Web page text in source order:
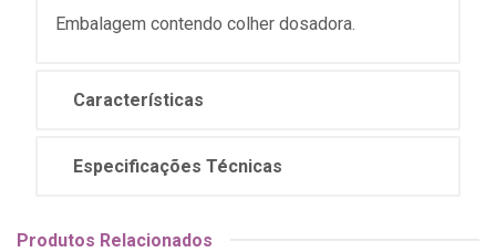
Embalagem contendo colher dosadora.
Características
Especificações Técnicas
Produtos Relacionados